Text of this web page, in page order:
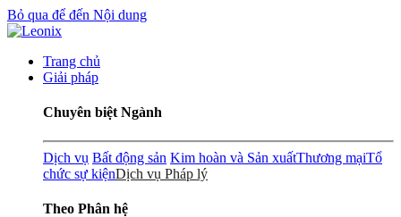
Bỏ qua để đến Nội dung
Trang chủ
Giải pháp
Chuyên biệt Ngành
Dịch vụ Bất động sản Kim hoàn và Sản xuấtThương mạiTổ
chức sự kiệnDịch vụ Pháp lý
Theo Phân hệ